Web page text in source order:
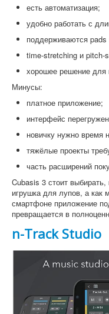
есть автоматизация;
удобно работать с
поддерживаются pads
time-stretching и pitch-
хорошее решение для
Минусы:
платное приложение;
интерфейс
новичку нужно время
тяжёлые проекты
часть расширений
Cubasis 3 стоит выбирать,
игрушка для лупов, а как
смартфоне приложение
превращается в
n-Track Studio